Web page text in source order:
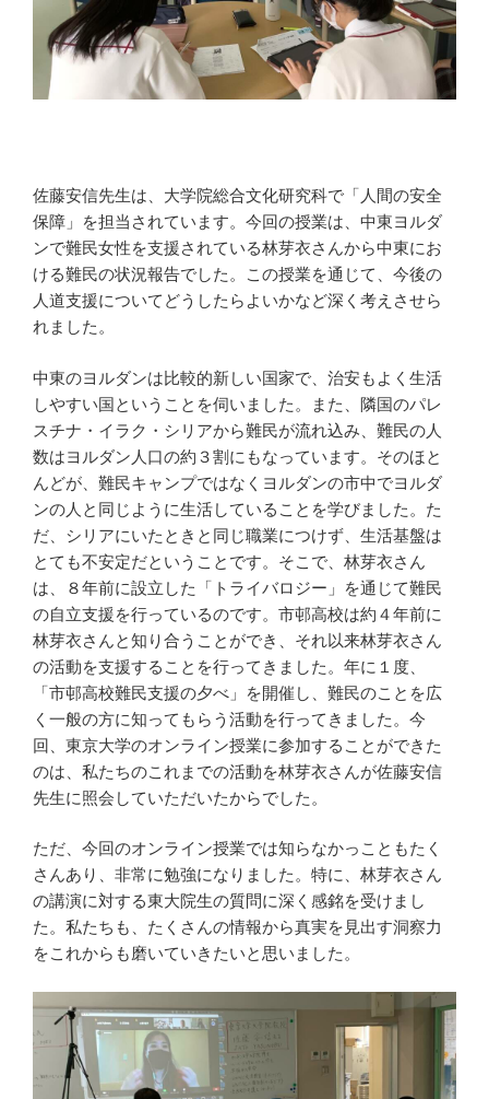
佐藤安信先生は、大学院総合文化研究科で「人間の安全
保障」を担当されています。今回の授業は、中東ヨルダ
ンで難民女性を支援されている林芽衣さんから中東にお
ける難民の状況報告でした。この授業を通じて、今後の
人道支援についてどうしたらよいかなど深く考えさせら
れました。
中東のヨルダンは比較的新しい国家で、治安もよく生活
しやすい国ということを伺いました。また、隣国のパレ
スチナ・イラク・シリアから難民が流れ込み、難民の人
数はヨルダン人口の約３割にもなっています。そのほと
んどが、難民キャンプではなくヨルダンの市中でヨルダ
ンの人と同じように生活していることを学びました。た
だ、シリアにいたときと同じ職業につけず、生活基盤は
とても不安定だということです。そこで、林芽衣さん
は、８年前に設立した「トライバロジー」を通じて難民
の自立支援を行っているのです。市邨高校は約４年前に
林芽衣さんと知り合うことができ、それ以来林芽衣さん
の活動を支援することを行ってきました。年に１度、
「市邨高校難民支援の夕べ」を開催し、難民のことを広
く一般の方に知ってもらう活動を行ってきました。今
回、東京大学のオンライン授業に参加することができた
のは、私たちのこれまでの活動を林芽衣さんが佐藤安信
先生に照会していただいたからでした。
ただ、今回のオンライン授業では知らなかっこともたく
さんあり、非常に勉強になりました。特に、林芽衣さん
の講演に対する東大院生の質問に深く感銘を受けまし
た。私たちも、たくさんの情報から真実を見出す洞察力
をこれからも磨いていきたいと思いました。